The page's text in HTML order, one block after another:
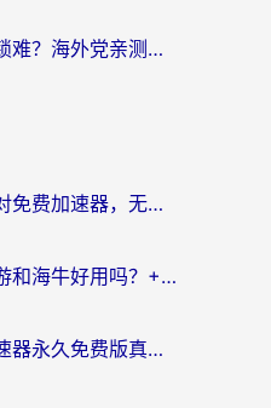
腾讯视频海外版权解锁难？海外党亲测：选对回国加速器，追剧观影零障碍
海外党必看：如何选对免费加速器，无缝访问国内资源不踩坑？
海外党必看：雷神手游和海牛好用吗？+3款热门加速器实测对比，附番茄加速器无缝回国指南
海外党必看：应用加速器永久免费版真的存在吗？教你选对回国加速器无缝刷国内资源